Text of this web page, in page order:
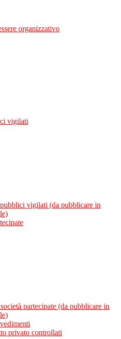
organizzativo
vigilati
vigilati (da pubblicare in
partecipate (da pubblicare in
privato controllati